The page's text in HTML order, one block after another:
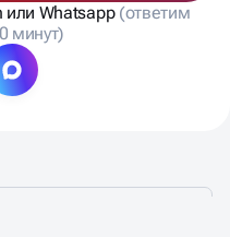
или Whatsapp (ответим
минут)